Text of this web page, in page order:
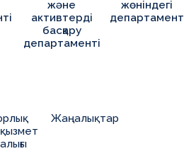
және
активтерді
басқару
департаменті
жөніндегі
департамент
Жаңалықтар